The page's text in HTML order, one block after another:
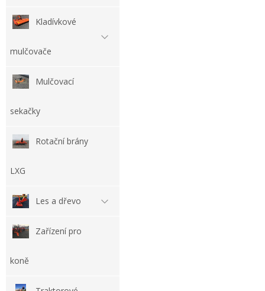
Kladívkové
mulčovače
Mulčovací
sekačky
Rotační brány
LXG
Les a dřevo
Zařízení pro
koně